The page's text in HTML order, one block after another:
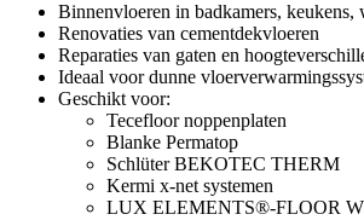
Binnenvloeren in badkamers, keukens,
Renovaties van cementdekvloeren
Reparaties van gaten en
Ideaal voor dunne
Geschikt voor:
Tecefloor noppenplaten
Blanke Permatop
Schlüter BEKOTEC THERM
Kermi x-net systemen
LUX ELEMENTS®-FLOOR